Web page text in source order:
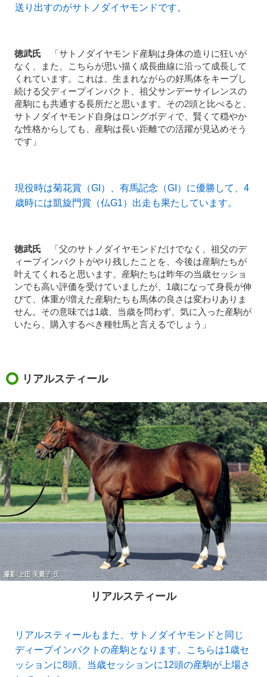
送り出すのがサトノダイヤモンドです。
徳武氏 「サトノダイヤモンド産駒は身体の造りに狂いが
なく、また、こちらが思い描く成長曲線に沿って成長して
くれています。これは、生まれながらの好馬体をキープし
続ける父ディープインパクト、祖父サンデーサイレンスの
産駒にも共通する長所だと思います。その2頭と比べると、
サトノダイヤモンド自身はロングボディで、賢くて穏やか
な性格からしても、産駒は長い距離での活躍が見込めそう
です」
現役時は菊花賞（GI）、有馬記念（GI）に優勝して、4
歳時には凱旋門賞（仏G1）出走も果たしています。
徳武氏 「父のサトノダイヤモンドだけでなく、祖父のデ
ィープインパクトがやり残したことを、今後は産駒たちが
叶えてくれると思います。産駒たちは昨年の当歳セッショ
ンでも高い評価を受けていましたが、1歳になって身長が伸
びて、体重が増えた産駒たちも馬体の良さは変わりありま
せん。その意味では1歳、当歳を問わず、気に入った産駒が
いたら、購入するべき種牡馬と言えるでしょう」
リアルスティール
リアルスティール
リアルスティールもまた、サトノダイヤモンドと同じ
ディープインパクトの産駒となります。こちらは1歳セ
ッションに8頭、当歳セッションに12頭の産駒が上場さ